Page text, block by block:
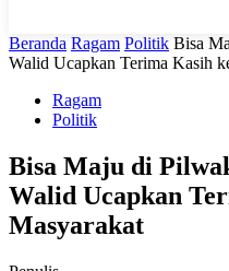
Beranda Ragam Politik Bisa
Walid Ucapkan Terima Kasih
Ragam
Politik
Bisa Maju di
Walid Ucapkan
Masyarakat